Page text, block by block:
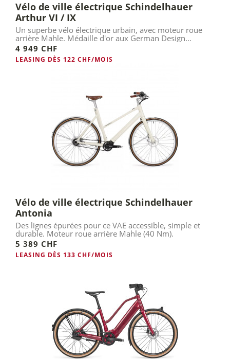
Vélo de ville électrique Schindelhauer
Arthur VI / IX
Un superbe vélo électrique urbain, avec moteur roue
arrière Mahle. Médaille d'or aux German Design
Awards.
4 949 CHF
LEASING DÈS 122 CHF/MOIS
Vélo de ville électrique Schindelhauer
Antonia
Des lignes épurées pour ce VAE accessible, simple et
durable. Moteur roue arrière Mahle (40 Nm).
5 389 CHF
LEASING DÈS 133 CHF/MOIS